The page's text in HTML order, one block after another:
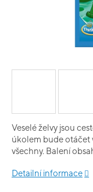
Veselé želvy jsou
úkolem bude otáčet
všechny. Balení
Detailní informace